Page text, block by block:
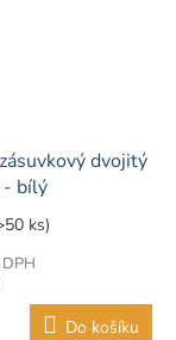
dvojitý
- bílý
ks)
Do košíku